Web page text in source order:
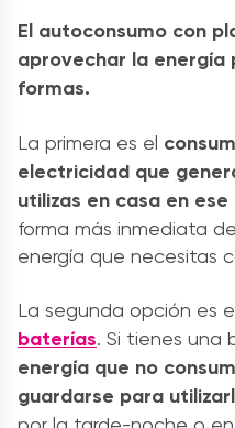
El autoconsumo con
aprovechar la
formas.
La primera es el
electricidad que
utilizas en casa en
forma más inmediata
energía que necesitas
La segunda opción es
baterías. Si tienes una
energía que no
guardarse para